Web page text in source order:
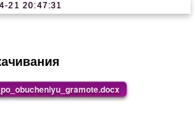
21 20:47:31